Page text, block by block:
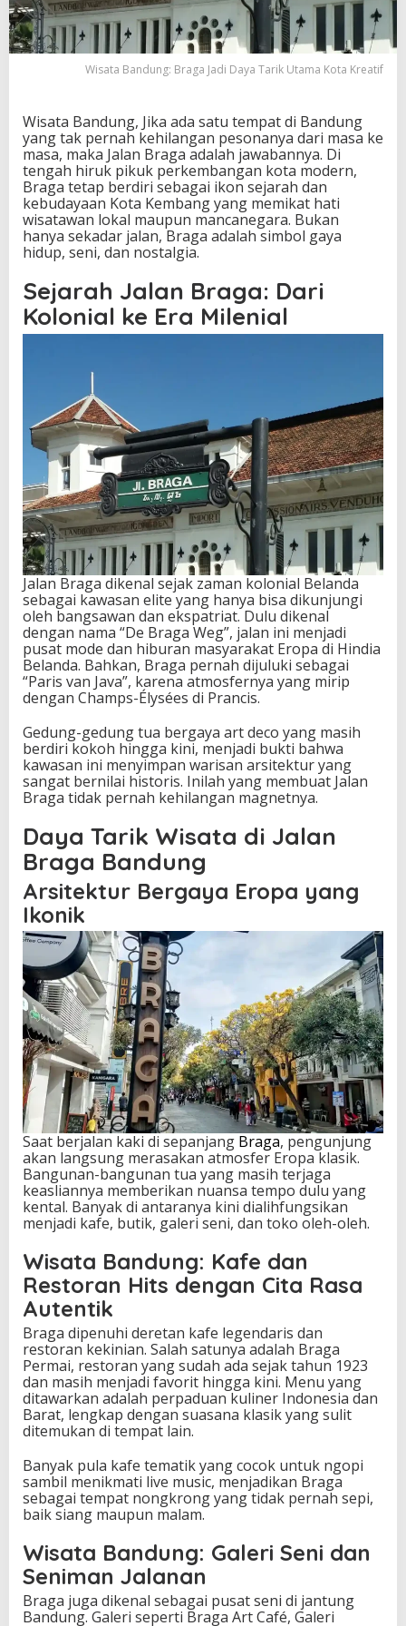
d
y
a
r
i
k
U
t
a
m
a
o
a
K
i
f
Wisata Bandung: Braga Jadi Daya Tarik Utama Kota Kreatif
Wisata Bandung, Jika ada satu tempat di Bandung
yang tak pernah kehilangan pesonanya dari masa ke
masa, maka Jalan Braga adalah jawabannya. Di
tengah hiruk pikuk perkembangan kota modern,
Braga tetap berdiri sebagai ikon sejarah dan
kebudayaan Kota Kembang yang memikat hati
wisatawan lokal maupun mancanegara. Bukan
hanya sekadar jalan, Braga adalah simbol gaya
hidup, seni, dan nostalgia.
Sejarah Jalan Braga: Dari
Kolonial ke Era Milenial
Jalan Braga dikenal sejak zaman kolonial Belanda
sebagai kawasan elite yang hanya bisa dikunjungi
oleh bangsawan dan ekspatriat. Dulu dikenal
dengan nama “De Braga Weg”, jalan ini menjadi
pusat mode dan hiburan masyarakat Eropa di Hindia
Belanda. Bahkan, Braga pernah dijuluki sebagai
“Paris van Java”, karena atmosfernya yang mirip
dengan Champs-Élysées di Prancis.
Gedung-gedung tua bergaya art deco yang masih
berdiri kokoh hingga kini, menjadi bukti bahwa
kawasan ini menyimpan warisan arsitektur yang
sangat bernilai historis. Inilah yang membuat Jalan
Braga tidak pernah kehilangan magnetnya.
Daya Tarik Wisata di Jalan
Braga Bandung
Arsitektur Bergaya Eropa yang
Ikonik
Saat berjalan kaki di sepanjang Braga, pengunjung
akan langsung merasakan atmosfer Eropa klasik.
Bangunan-bangunan tua yang masih terjaga
keasliannya memberikan nuansa tempo dulu yang
kental. Banyak di antaranya kini dialihfungsikan
menjadi kafe, butik, galeri seni, dan toko oleh-oleh.
Wisata Bandung: Kafe dan
Restoran Hits dengan Cita Rasa
Autentik
Braga dipenuhi deretan kafe legendaris dan
restoran kekinian. Salah satunya adalah Braga
Permai, restoran yang sudah ada sejak tahun 1923
dan masih menjadi favorit hingga kini. Menu yang
ditawarkan adalah perpaduan kuliner Indonesia dan
Barat, lengkap dengan suasana klasik yang sulit
ditemukan di tempat lain.
Banyak pula kafe tematik yang cocok untuk ngopi
sambil menikmati live music, menjadikan Braga
sebagai tempat nongkrong yang tidak pernah sepi,
baik siang maupun malam.
Wisata Bandung: Galeri Seni dan
Seniman Jalanan
Braga juga dikenal sebagai pusat seni di jantung
Bandung. Galeri seperti Braga Art Café, Galeri